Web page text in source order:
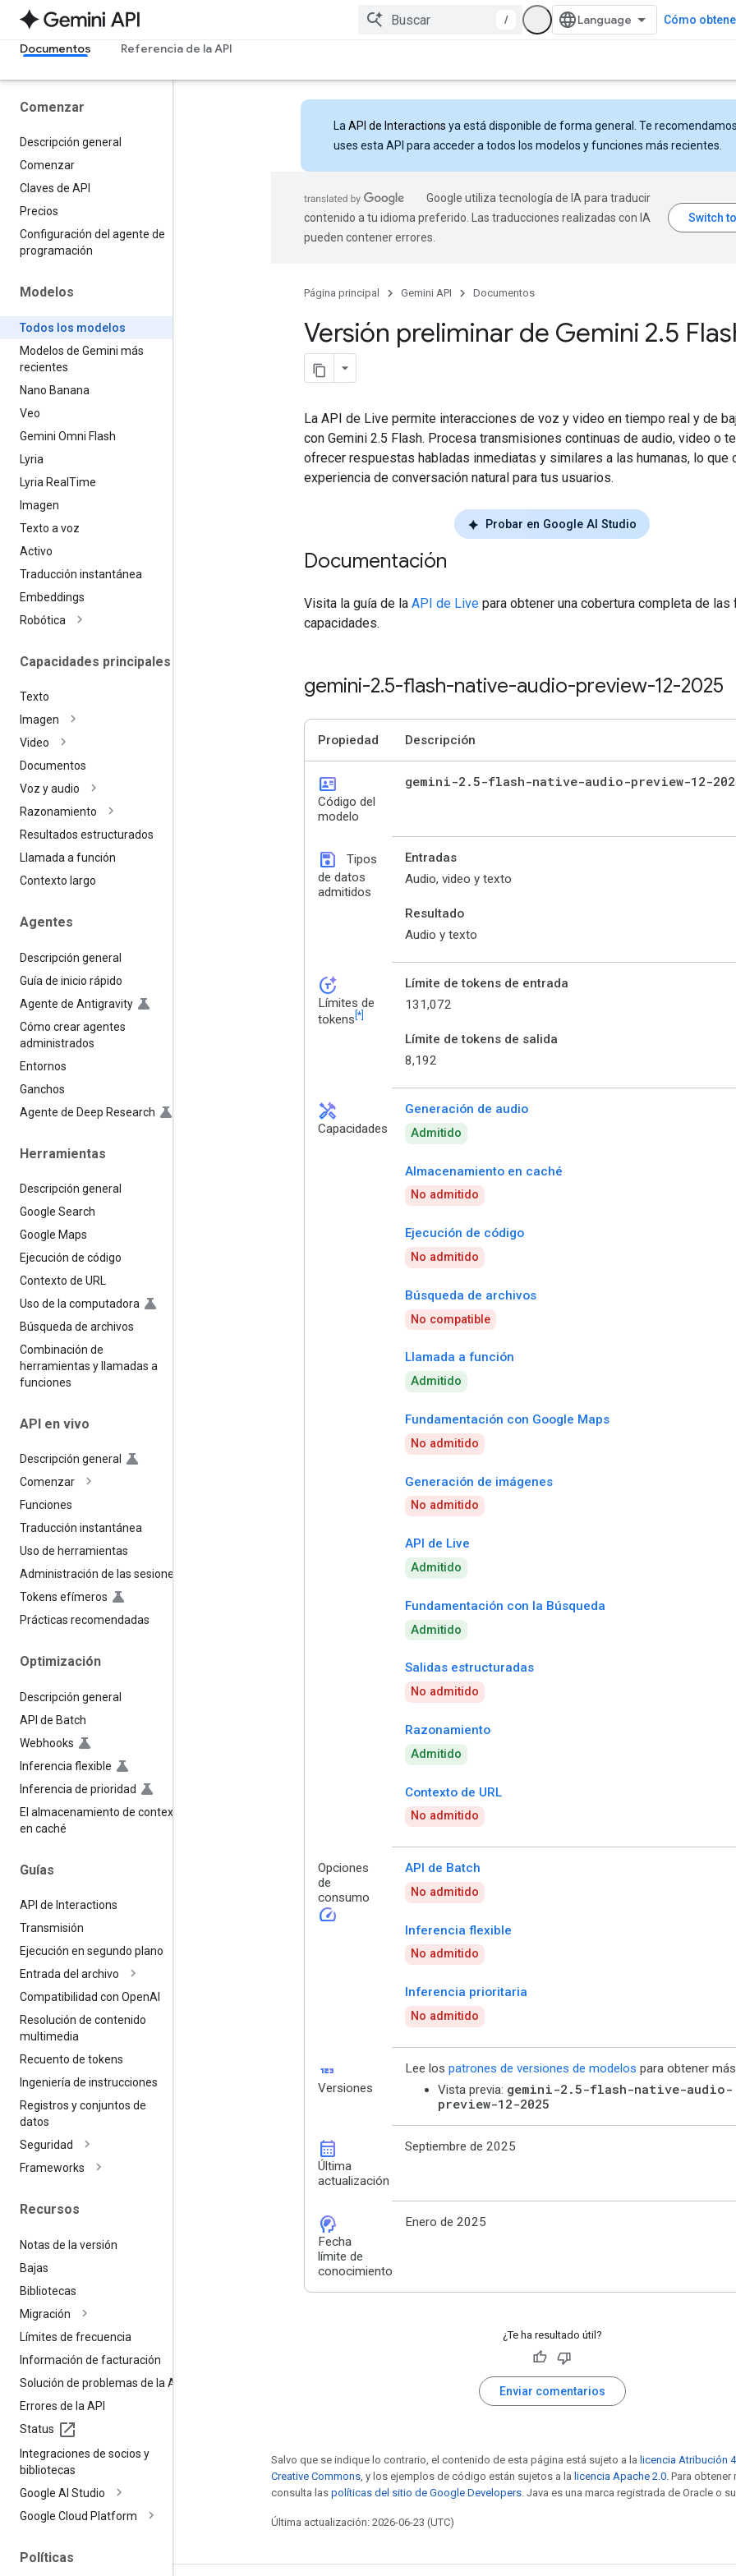
/ Cómo
Documentos Referencia de la API
Comenzar
Descripción general
Comenzar
Claves de API
Precios
Configuración del agente de
programación
Modelos
Todos los modelos
Modelos de Gemini más
recientes
Nano Banana
Veo
Gemini Omni Flash
Lyria
Lyria Real Time
Imagen
Texto a voz
Activo
Traducción instantánea
Embeddings
Robótica
Capacidades principales
Texto
Imagen
Video
Documentos
Voz y audio
Razonamiento
Resultados estructurados
Llamada a función
Contexto largo
Agentes
Descripción general
Guía de inicio rápido
Agente de Antigravity
Cómo crear agentes
administrados
Entornos
Ganchos
Agente de Deep Research
Herramientas
Descripción general
Google Search
Google Maps
Ejecución de código
Contexto de URL
Uso de la computadora
Búsqueda de archivos
Combinación de
herramientas y llamadas a
funciones
API en vivo
Descripción general
Comenzar
Funciones
Traducción instantánea
Uso de herramientas
Administración de las sesiones
Tokens efímeros
Prácticas recomendadas
Optimización
Descripción general
API de Batch
Webhooks
Inferencia flexible
Inferencia de prioridad
El almacenamiento de contexto
en caché
Guías
API de Interactions
Transmisión
Ejecución en segundo plano
Entrada del archivo
Compatibilidad con OpenAI
Resolución de contenido
multimedia
Recuento de tokens
Ingeniería de instrucciones
Registros y conjuntos de
datos
Seguridad
Frameworks
Recursos
Notas de la versión
Bajas
Bibliotecas
Migración
Límites de frecuencia
Información de facturación
Solución de problemas de la API
Errores de la API
Status
Integraciones de socios y
bibliotecas
Google AI Studio
Google Cloud Platform
Políticas
La API de Interactions ya está disponible de forma general. Te
uses esta API para acceder a todos los modelos y funciones más recientes.
Google utiliza tecnología de IA para traducir
contenido a tu idioma preferido. Las traducciones realizadas con IA
pueden contener errores.
Página principal Gemini API Documentos
Versión preliminar de Gemini 2.5
La API de Live permite interacciones de voz y video en tiempo real y de
con Gemini 2.5 Flash. Procesa transmisiones continuas de audio, video o
ofrecer respuestas habladas inmediatas y similares a las humanas, lo que
experiencia de conversación natural para tus usuarios.
Probar en Google AI Studio
Documentación
Visita la guía de la API de Live para obtener una cobertura completa de las
capacidades.
gemini-2.5-flash-native-audio-preview-12-2025
Propiedad Descripción
id_card
Código del
modelo
gemini-2 .5-flash-native-audio-preview-12-
save
Tipos
de datos
admitidos
Entradas
Audio, video y texto
Resultado
Audio y texto
token_auto
Límites de
tokens [*]
Límite de tokens de entrada
131,072
Límite de tokens de salida
8,192
handyman
Capacidades
Generación de audio
Admitido
Almacenamiento en caché
No admitido
Ejecución de código
No admitido
Búsqueda de archivos
No compatible
Llamada a función
Admitido
Fundamentación con Google Maps
No admitido
Generación de imágenes
No admitido
API de Live
Admitido
Fundamentación con la Búsqueda
Admitido
Salidas estructuradas
No admitido
Razonamiento
Admitido
Contexto de URL
No admitido
Opciones
de
consumo
speed
API de Batch
No admitido
Inferencia flexible
No admitido
Inferencia prioritaria
No admitido
123
Versiones
Lee los patrones de versiones de modelos para obtener
Vista previa: gemini-2.5-flash-native-audio-
preview-12-2025
calendar_month
Última
actualización
Septiembre de 2025
cognition_2
Fecha
límite de
conocimiento
Enero de 2025
¿Te ha resultado útil?
Enviar comentarios
Salvo que se indique lo contrario, el contenido de esta página está sujeto a la licencia Atribución
Creative Commons, y los ejemplos de código están sujetos a la licencia Apache 2.0. Para
consulta las políticas del sitio de Google Developers. Java es una marca registrada de Oracle o
Última actualización: 2026-06-23 (UTC)